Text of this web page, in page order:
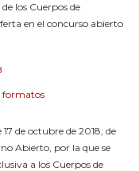
los Cuerpos de
en el concurso abierto
formatos
de octubre de 2018, de
Abierto, por la que se
a los Cuerpos de